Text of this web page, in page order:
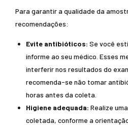
Para garantir a qualidade da
recomendações:
Evite antibióticos: Se você
informe ao seu médico. Esses
interferir nos resultados do
recomenda-se não tomar
horas antes da coleta.
Higiene adequada: Realize
coletada, conforme a